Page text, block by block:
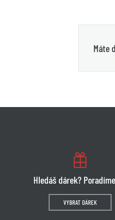
Máte
Hledáš dárek?
VYBRAT DÁREK